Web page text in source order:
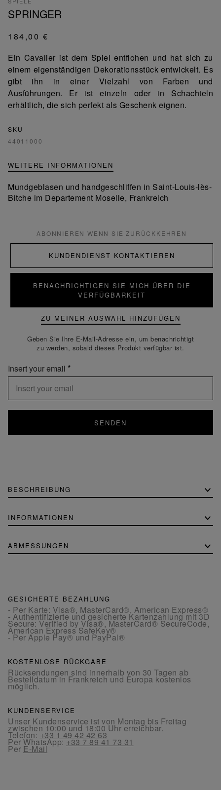
SPRINGER
184,00 €
Ein Cavalier ist dem Spiel entflohen und hat sich zu
einem eigenständigen Dekorationsstück entwickelt. Es
gibt ihn in einer Vielzahl von Farben und
Ausführungen. Er ist einzeln oder in Schachteln
erhältlich, die sich perfekt als Geschenk eignen.
SKU
44011000
WEITERE INFORMATIONEN
Mundgeblasen und handgeschliffen in Saint-Louis-lès-
Bitche im Departement Moselle, Frankreich
ABONNIEREN WENN SIE ZURÜCKKEHREN
KUNDENDIENST KONTAKTIEREN
BENACHRICHTIGEN SIE MICH ÜBER DIE
VERFÜGBARKEIT
ZU MEINER AUSWAHL HINZUFÜGEN
Geben Sie Ihre E-Mail-Adresse ein, um benachrichtigt
zu werden, sobald dieses Produkt verfügbar ist.
Insert your email
SENDEN
BESCHREIBUNG
INFORMATIONEN
ABMESSUNGEN
GESICHERTE BEZAHLUNG
- Per Karte: Visa®, MasterCard®, American Express®
- Authentifizierte und gesicherte Kartenzahlung mit 3D
Secure: Verified by Visa®, MasterCard® SecureCode,
American Express SafeKey®
- Per Apple Pay® und PayPal®
KOSTENLOSE RÜCKGABE
Rücksendungen sind innerhalb von 30 Tagen ab
Bestelldatum in Frankreich und Europa kostenlos
möglich.
KUNDENSERVICE
Unser Kundenservice ist von Montag bis Freitag
zwischen 10:00 und 18:00 Uhr erreichbar.
Telefon:+33 1 49 42 42 63
Per WhatsApp:+33 7 89 41 73 31
Per E-Mail